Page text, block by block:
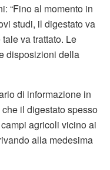
“Fino al momento in
studi, il digestato va
va trattato. Le
disposizioni della
di informazione in
il digestato spesso
agricoli vicino ai
alla medesima